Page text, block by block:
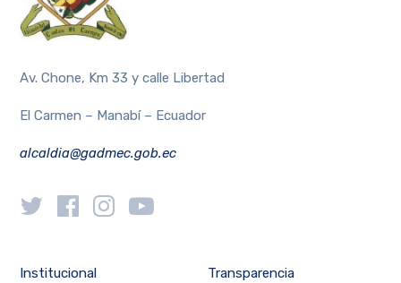
Av. Chone, Km 33 y calle Libertad
El Carmen – Manabí – Ecuador
alcaldia@gadmec.gob.ec
Institucional Transparencia